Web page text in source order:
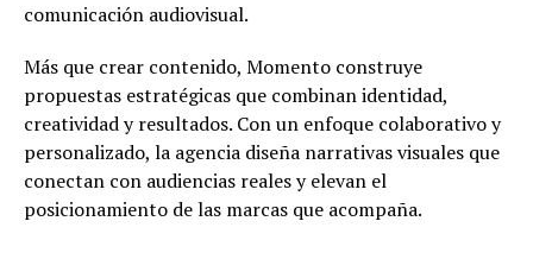
comunicación audiovisual.
Más que crear contenido, Momento construye
propuestas estratégicas que combinan identidad,
creatividad y resultados. Con un enfoque colaborativo y
personalizado, la agencia diseña narrativas visuales que
conectan con audiencias reales y elevan el
posicionamiento de las marcas que acompaña.